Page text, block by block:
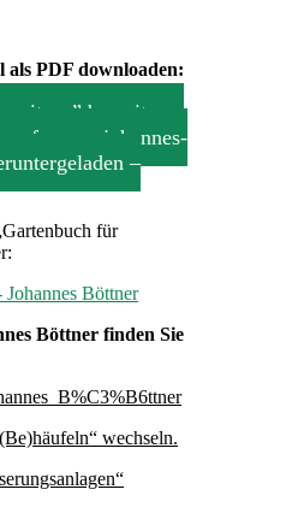
als PDF downloaden:
bespritzen-
johannes-
–
für
Böttner
Böttner finden Sie
wechseln.